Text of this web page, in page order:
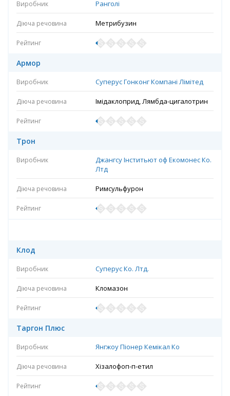
Ранголі
Метрибузин
Армор
Суперус Гонконг Компані Лімітед
Імідаклоприд, Лямбда-цигалотрин
Трон
Джангсу Інститьют оф Екомонес Ко.
Лтд
Римсульфурон
Клод
Суперус Ко. Лтд.
Кломазон
Таргон Плюс
Янгжоу Піонер Кемікал Ко
Хізалофоп-п-етил